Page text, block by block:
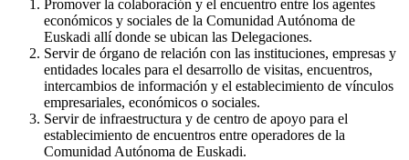
Promover la colaboración y el encuentro entre los agentes
económicos y sociales de la Comunidad Autónoma de
Euskadi allí donde se ubican las Delegaciones.
Servir de órgano de relación con las instituciones, empresas y
entidades locales para el desarrollo de visitas, encuentros,
intercambios de información y el establecimiento de vínculos
empresariales, económicos o sociales.
Servir de infraestructura y de centro de apoyo para el
establecimiento de encuentros entre operadores de la
Comunidad Autónoma de Euskadi.